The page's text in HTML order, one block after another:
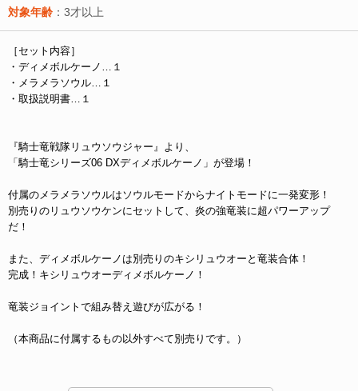
対象年齢 ：3才以上
［セット内容］
・ディメボルケーノ…１
・メラメラソウル…１
・取扱説明書…１
『騎士竜戦隊リュウソウジャー』より、
「騎士竜シリーズ06 DXディメボルケーノ」が登場！
付属のメラメラソウルはソウルモードからナイトモードに一発変形！
別売りのリュウソウケンにセットして、炎の強竜装に超パワーアップ
だ！
また、ディメボルケーノは別売りのキシリュウオーと竜装合体！
完成！キシリュウオーディメボルケーノ！
竜装ジョイントで組み替え遊びが広がる！
（本商品に付属するもの以外すべて別売りです。）